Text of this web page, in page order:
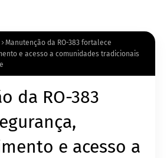
Manutenção da RO-383 fortalece
e acesso a comunidades tradicionais
da RO-383
e acesso a